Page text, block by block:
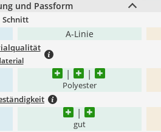
und Passform
Schnitt
A-Linie
Polyester
gut